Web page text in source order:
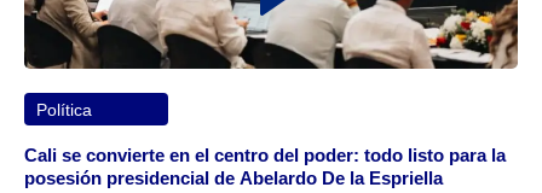
Política
Cali se convierte en el centro del poder: todo listo para la
posesión presidencial de Abelardo De la Espriella